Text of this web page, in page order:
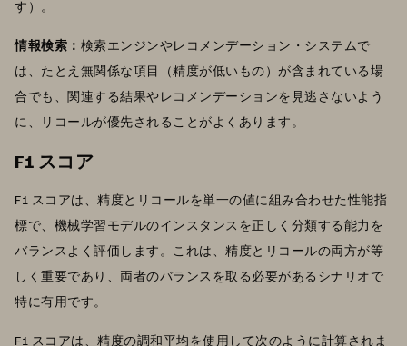
す）。
情報検索： 検索エンジンやレコメンデーション・システムで
は、たとえ無関係な項目（精度が低いもの）が含まれている場
合でも、関連する結果やレコメンデーションを見逃さないよう
に、リコールが優先されることがよくあります。
F1 スコア
F1 スコアは、精度とリコールを単一の値に組み合わせた性能指
標で、機械学習モデルのインスタンスを正しく分類する能力を
バランスよく評価します。これは、精度とリコールの両方が等
しく重要であり、両者のバランスを取る必要があるシナリオで
特に有用です。
F1 スコアは、精度の調和平均を使用して次のように計算されま